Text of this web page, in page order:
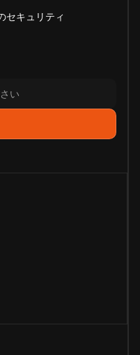
セキュリティ